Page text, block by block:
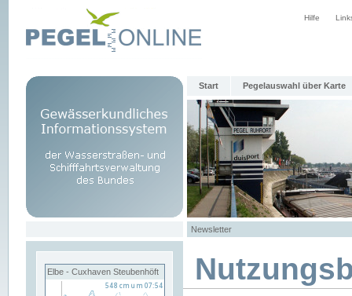
Hilfe
Start Pegelauswahl über Karte
Newsletter
Elbe - Cuxhaven Steubenhöft